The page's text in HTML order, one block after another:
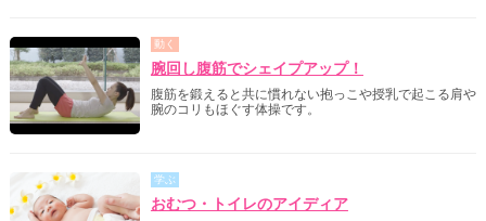
動く
腕回し腹筋でシェイプアップ！
腹筋を鍛えると共に慣れない抱っこや授乳で起こる肩や
腕のコリもほぐす体操です。
学ぶ
おむつ・トイレのアイディア